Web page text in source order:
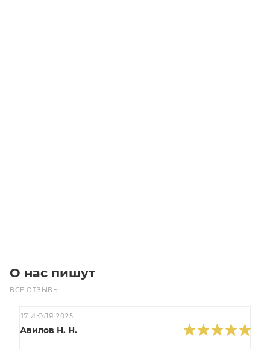
О нас пишут
ВСЕ ОТЗЫВЫ
17 ИЮЛЯ 2025
Авилов Н. Н.